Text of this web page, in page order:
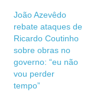
João Azevêdo
rebate ataques de
Ricardo Coutinho
sobre obras no
governo: “eu não
vou perder
tempo”